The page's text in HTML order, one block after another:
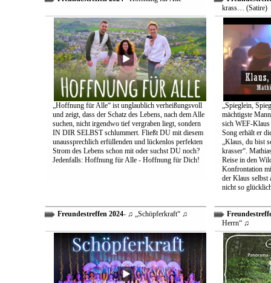
„Hoffnung für Alle“ ist unglaublich verheißungsvoll
und zeigt, dass der Schatz des Lebens, nach dem Alle
suchen, nicht irgendwo tief vergraben liegt, sondern
IN DIR SELBST schlummert. Fließt DU mit diesem
unaussprechlich erfüllenden und lückenlos perfekten
Strom des Lebens schon mit oder suchst DU noch?
Jedenfalls: Hoffnung für Alle - Hoffnung für Dich!
krass… (Satire)
„Spieglein,
mächtigste
sich WEF-Klaus
Song erhält er
„Klaus, du bist
krasser“.
Reise in den
Konfrontation
der Klaus
nicht so
Freundestreffen 2024- ♫ „Schöpferkraft“ ♫
Herrn“ ♫